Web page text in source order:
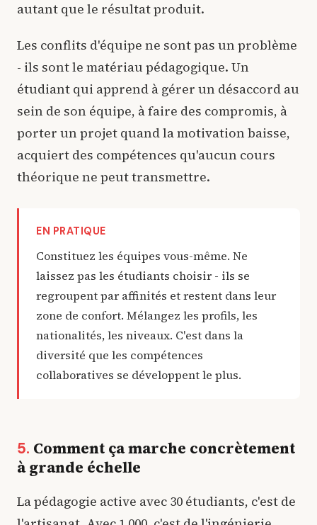
autant que le résultat produit.
Les conflits d'équipe ne sont pas un problème
- ils sont le matériau pédagogique. Un
étudiant qui apprend à gérer un désaccord au
sein de son équipe, à faire des compromis, à
porter un projet quand la motivation baisse,
acquiert des compétences qu'aucun cours
théorique ne peut transmettre.
EN PRATIQUE
Constituez les équipes vous-même. Ne
laissez pas les étudiants choisir - ils se
regroupent par affinités et restent dans leur
zone de confort. Mélangez les profils, les
nationalités, les niveaux. C'est dans la
diversité que les compétences
collaboratives se développent le plus.
5. Comment ça marche concrètement
à grande échelle
La pédagogie active avec 30 étudiants, c'est de